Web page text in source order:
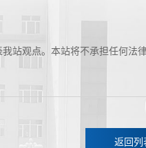
站观点。本站将不承担任何法律
返回列